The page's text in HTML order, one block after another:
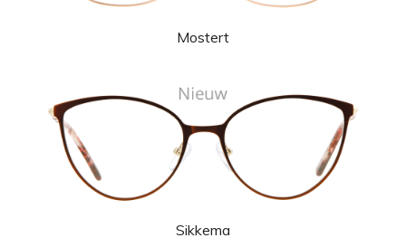
Mostert
Sikkema